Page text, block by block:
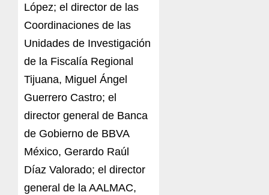
López; el director de las
Coordinaciones de las
Unidades de Investigación
de la Fiscalía Regional
Tijuana, Miguel Ángel
Guerrero Castro; el
director general de Banca
de Gobierno de BBVA
México, Gerardo Raúl
Díaz Valorado; el director
general de la AALMAC,